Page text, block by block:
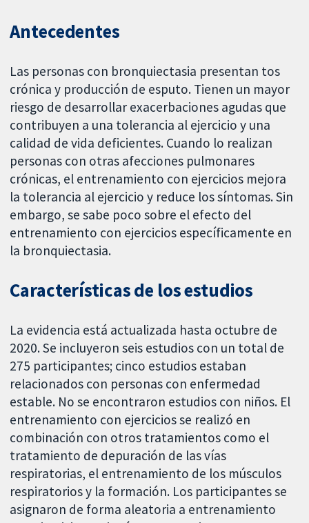
Antecedentes
Las personas con bronquiectasia presentan tos
crónica y producción de esputo. Tienen un mayor
riesgo de desarrollar exacerbaciones agudas que
contribuyen a una tolerancia al ejercicio y una
calidad de vida deficientes. Cuando lo realizan
personas con otras afecciones pulmonares
crónicas, el entrenamiento con ejercicios mejora
la tolerancia al ejercicio y reduce los síntomas. Sin
embargo, se sabe poco sobre el efecto del
entrenamiento con ejercicios específicamente en
la bronquiectasia.
Características de los estudios
La evidencia está actualizada hasta octubre de
2020. Se incluyeron seis estudios con un total de
275 participantes; cinco estudios estaban
relacionados con personas con enfermedad
estable. No se encontraron estudios con niños. El
entrenamiento con ejercicios se realizó en
combinación con otros tratamientos como el
tratamiento de depuración de las vías
respiratorias, el entrenamiento de los músculos
respiratorios y la formación. Los participantes se
asignaron de forma aleatoria a entrenamiento